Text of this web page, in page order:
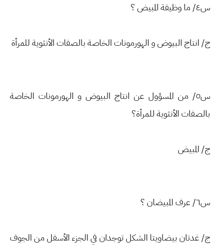
س٤/ ما وظيفة المبيض ؟
ج/ انتاج البيوض و الهورمونات الخاصة بالصفات الأنثوية للمرأة
س٥/ من المسؤول عن انتاج البيوض و الهورمونات الخاصة
بالصفات الأنثوية للمرأة؟
ج/ المبيض
س٦/ عرف المبيضان ؟
ج/ غدتان بيضاويتا الشكل توجدان في الجزء الأسفل من الجوف